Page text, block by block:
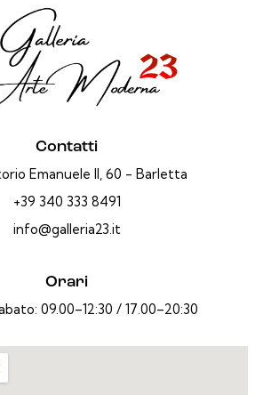
Contatti
Emanuele II, 60 - Barletta
+39 340 333 8491
info@galleria23.it
Orari
09.00–12:30 / 17.00–20:30